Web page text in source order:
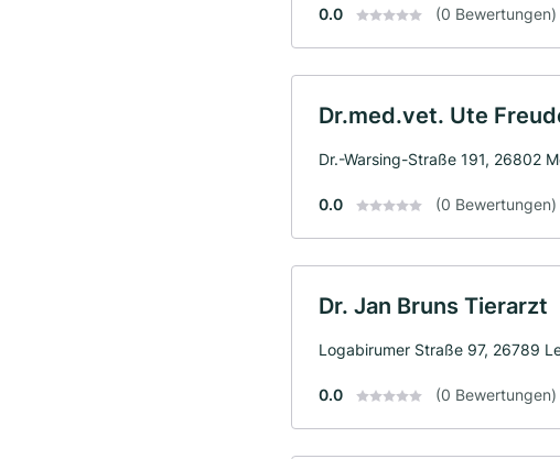
0.0 (0 Bewertungen)
Dr.med.vet. Ute
Dr.-Warsing-Straße 191, 26802
0.0 (0 Bewertungen)
Dr. Jan Bruns Tierarzt
Logabirumer Straße 97, 26789
0.0 (0 Bewertungen)